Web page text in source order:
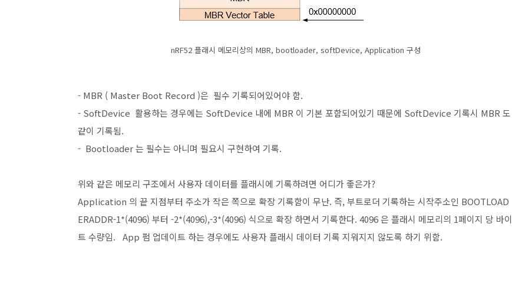
nRF52 플래시 메모리상의 MBR, bootloader, softDevice, Application 구성
- MBR ( Master Boot Record )은 필수 기록되어있어야 함.
- SoftDevice 활용하는 경우에는 SoftDevice 내에 MBR 이 기본 포함되어있기 때문에 SoftDevice 기록시 MBR 도
같이 기록됨.
- Bootloader 는 필수는 아니며 필요시 구현하여 기록.
위와 같은 메모리 구조에서 사용자 데이터를 플래시에 기록하려면 어디가 좋은가?
Application 의 끝 지점부터 주소가 작은 쪽으로 확장 기록함이 무난. 즉, 부트로더 기록하는 시작주소인 BOOTLOAD
ERADDR-1*(4096) 부터 -2*(4096),-3*(4096) 식으로 확장 하면서 기록한다. 4096 은 플래시 메모리의 1페이지 당 바이
트 수량임. App 펌 업데이트 하는 경우에도 사용자 플래시 데이터 기록 지워지지 않도록 하기 위함.